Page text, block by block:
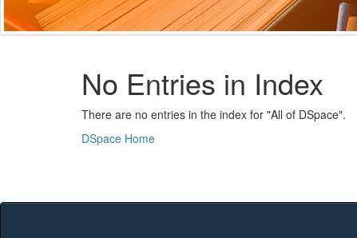
No Entries in Index
There are no entries in the index for "All of DSpace".
DSpace Home